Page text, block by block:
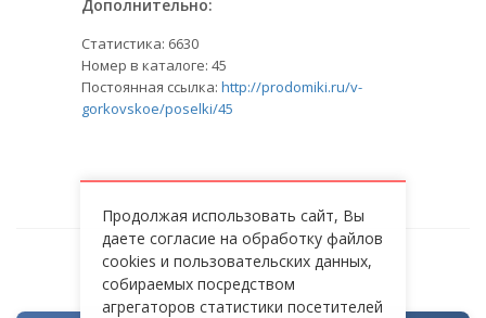
Дополнительно:
Статистика: 6630
Номер в каталоге: 45
Постоянная ссылка: http://prodomiki.ru/v-
gorkovskoe/poselki/45
САЛТЫКОВКА-PRESTIGE
Продолжая использовать сайт, Вы
даете согласие на обработку файлов
cookies и пользовательских данных,
собираемых посредством
агрегаторов статистики посетителей